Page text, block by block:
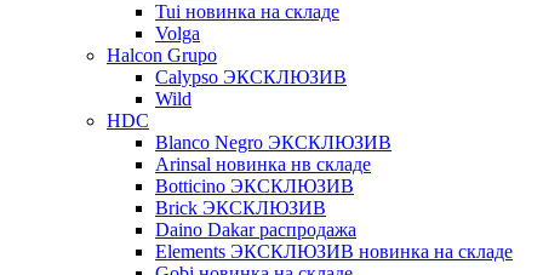
Tui новинка на складе
Volga
Halcon Grupo
Calypso ЭКСКЛЮЗИВ
Wild
HDC
Blanco Negro ЭКСКЛЮЗИВ
Arinsal новинка нв складе
Botticino ЭКСКЛЮЗИВ
Brick ЭКСКЛЮЗИВ
Daino Dakar распродажа
Elements ЭКСКЛЮЗИВ новинка на складе